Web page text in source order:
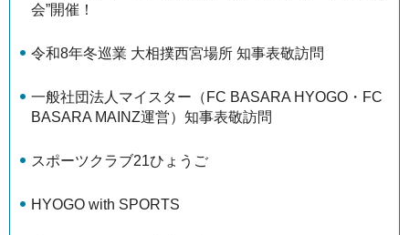
会”開催！
令和8年冬巡業 大相撲西宮場所 知事表敬訪問
一般社団法人マイスター（FC BASARA HYOGO・FC
BASARA MAINZ運営）知事表敬訪問
スポーツクラブ21ひょうご
HYOGO with SPORTS